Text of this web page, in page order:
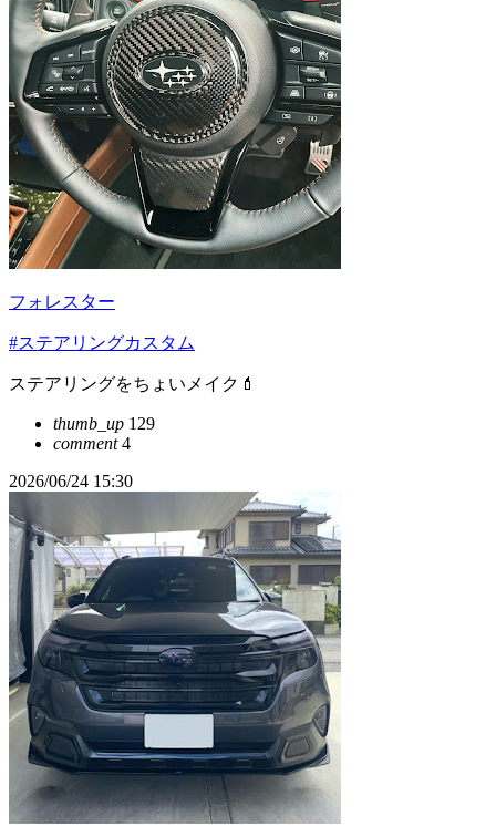
フォレスター
#ステアリングカスタム
ステアリングをちょいメイク💄
thumb_up 129
comment4
2026/06/24 15:30